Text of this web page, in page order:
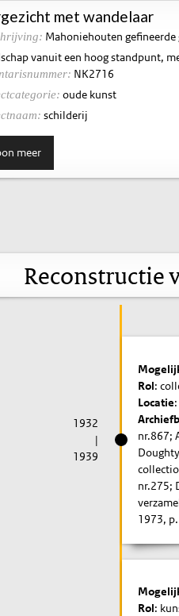
met wandelaar
Mahoniehouten
vanuit een hoog standpunt,
NK2716
oude kunst
schilderij
meer
Reconstructie
1932
|
1939
Rol:
Locatie
nr.867;
nr.275;
1973,
Rol: